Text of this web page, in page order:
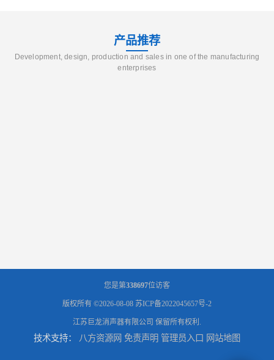
产品推荐
Development, design, production and sales in one of the manufacturing
enterprises
您是第338697位访客
版权所有 ©2026-08-08 苏ICP备2022045657号-2
江苏巨龙消声器有限公司 保留所有权利.
技术支持： 八方资源网 免责声明 管理员入口 网站地图